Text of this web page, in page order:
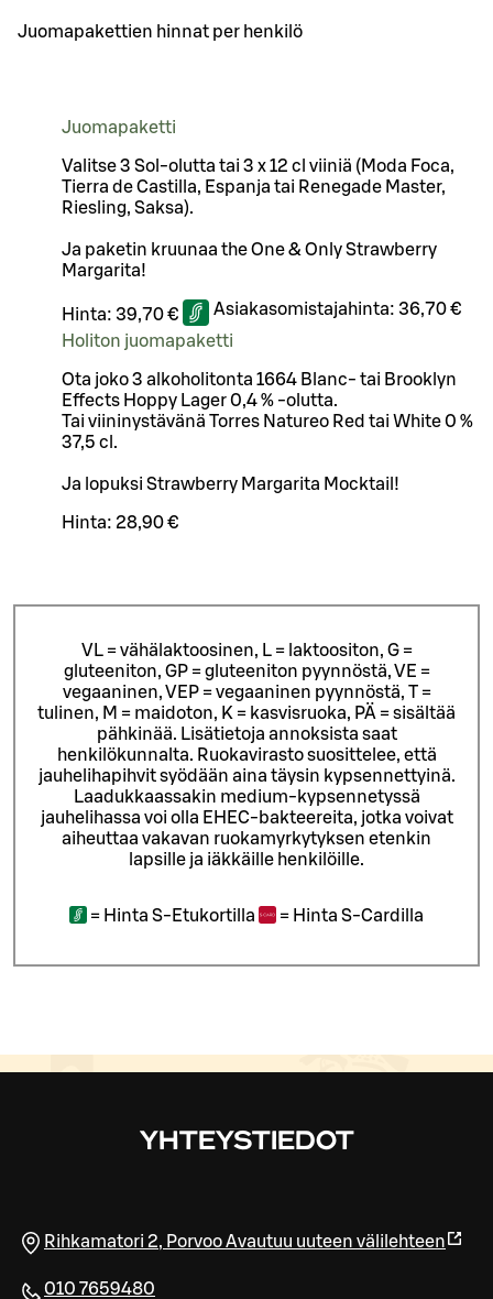
Juomapakettien hinnat per henkilö
Juomapaketti
Valitse 3 Sol-olutta tai 3 x 12 cl viiniä (Moda Foca,
Tierra de Castilla, Espanja tai Renegade Master,
Riesling, Saksa).
Ja paketin kruunaa the One & Only Strawberry
Margarita!
Hinta: 39,70 € Asiakasomistajahinta: 36,70 €
Holiton juomapaketti
Ota joko 3 alkoholitonta 1664 Blanc- tai Brooklyn
Effects Hoppy Lager 0,4 % -olutta.
Tai viininystävänä Torres Natureo Red tai White 0 %
37,5 cl.
Ja lopuksi Strawberry Margarita Mocktail!
Hinta: 28,90 €
VL = vähälaktoosinen, L = laktoositon, G =
gluteeniton, GP = gluteeniton pyynnöstä, VE =
vegaaninen, VEP = vegaaninen pyynnöstä, T =
tulinen, M = maidoton, K = kasvisruoka, PÄ = sisältää
pähkinää. Lisätietoja annoksista saat
henkilökunnalta. Ruokavirasto suosittelee, että
jauhelihapihvit syödään aina täysin kypsennettyinä.
Laadukkaassakin medium-kypsennetyssä
jauhelihassa voi olla EHEC-bakteereita, jotka voivat
aiheuttaa vakavan ruokamyrkytyksen etenkin
lapsille ja iäkkäille henkilöille.
= Hinta S-Etukortilla = Hinta S-Cardilla
YHTEYSTIEDOT
Rihkamatori 2, PorvooAvautuu uuteen välilehteen
010 7659480